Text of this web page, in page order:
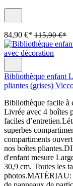
84,90 €* 115,90 €*
Bibliothèque enfant
pliantes (grises)
Bibliothèque facile à
Livrée avec 4 boîtes
faciles
superbes
compartiments
nos boîtes
d'enfant mesure
30,9 cm. Toutes les
photos.MATÉRIAU: